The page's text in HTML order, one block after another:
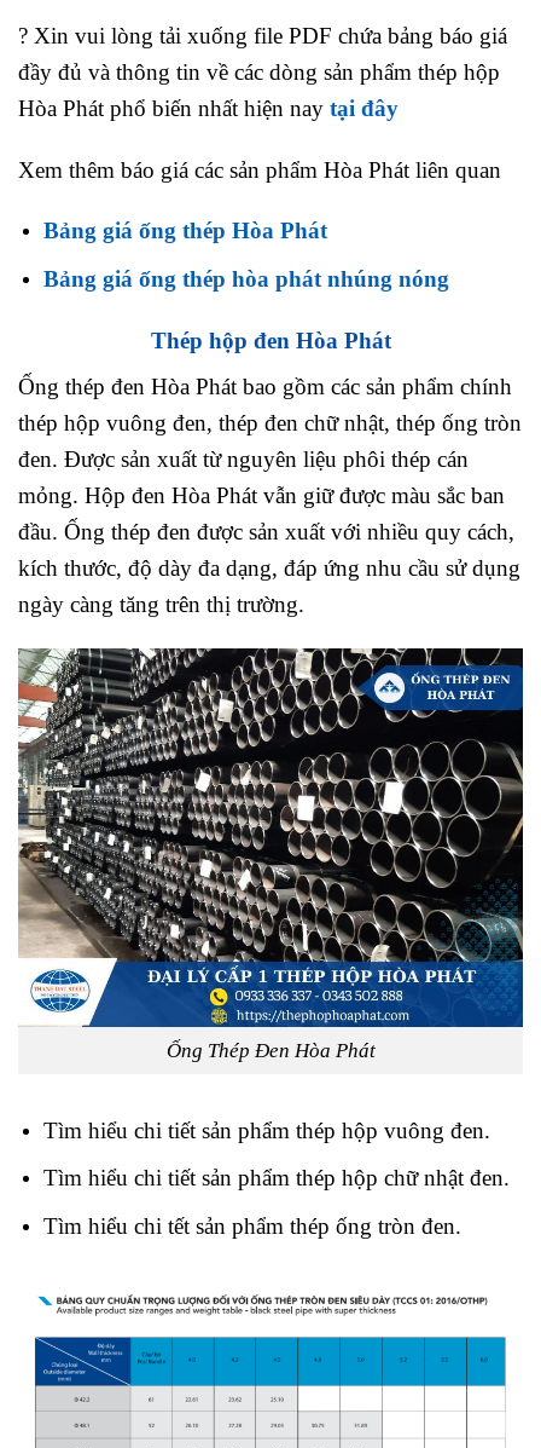
?️ Xin vui lòng tải xuống file PDF chứa bảng báo giá
đầy đủ và thông tin về các dòng sản phẩm thép hộp
Hòa Phát phổ biến nhất hiện nay tại đây
Xem thêm báo giá các sản phẩm Hòa Phát liên quan
Bảng giá ống thép Hòa Phát
Bảng giá ống thép hòa phát nhúng nóng
Thép hộp đen Hòa Phát
Ống thép đen Hòa Phát bao gồm các sản phẩm chính
thép hộp vuông đen, thép đen chữ nhật, thép ống tròn
đen. Được sản xuất từ nguyên liệu phôi thép cán
mỏng. Hộp đen Hòa Phát vẫn giữ được màu sắc ban
đầu. Ống thép đen được sản xuất với nhiều quy cách,
kích thước, độ dày đa dạng, đáp ứng nhu cầu sử dụng
ngày càng tăng trên thị trường.
Ống Thép Đen Hòa Phát
Tìm hiểu chi tiết sản phẩm thép hộp vuông đen.
Tìm hiểu chi tiết sản phẩm thép hộp chữ nhật đen.
Tìm hiểu chi tết sản phẩm thép ống tròn đen.